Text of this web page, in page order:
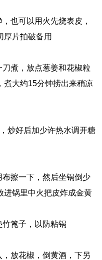
也可以用火先烧表皮，
厚片拍破备用
煮，放点葱姜和花椒粒
煮大约15分钟捞出来稍凉
炒好后加少许热水调开糖
擦一下，然后坐锅倒少
进锅里中火把皮炸成金黄
篦子，以防粘锅
放花椒，倒黄酒，下另